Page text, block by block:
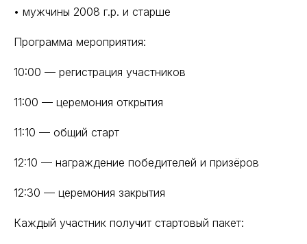
• мужчины 2008 г.р. и старше
Программа мероприятия:
10:00 — регистрация участников
11:00 — церемония открытия
11:10 — общий старт
12:10 — награждение победителей и призёров
12:30 — церемония закрытия
Каждый участник получит стартовый пакет: